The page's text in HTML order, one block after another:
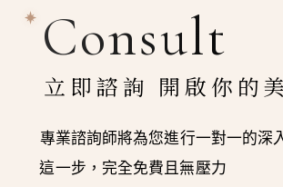
Consult
立即諮詢 開啟你的
專業諮詢師將為您進行一對一的深
這一步，完全免費且無壓力